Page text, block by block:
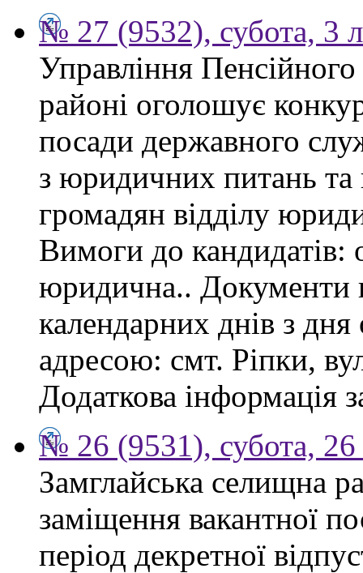
№ 27 (9532), субота, 3
Управління
районі оголошує
посади державного
з юридичних питань та
громадян відділу
Вимоги до кандидатів:
юридична.. Документи
календарних днів з
адресою: смт. Ріпки,
Додаткова інформація
№ 26 (9531), субота, 26
Замглайська селищна
заміщення вакантної
період декретної